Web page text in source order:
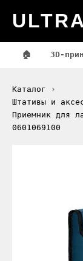
🏠 3D-
Каталог
Штативы и
Приемник для
0601069100